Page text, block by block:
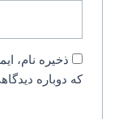
ذخیره نام،
که دوباره